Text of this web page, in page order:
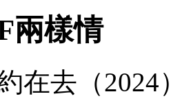
兩樣情
在去（